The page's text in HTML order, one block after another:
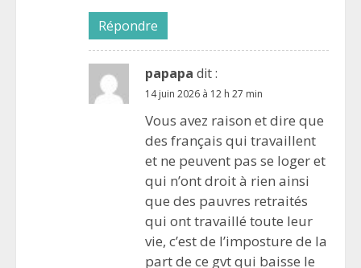
Répondre
papapa dit :
14 juin 2026 à 12 h 27 min
Vous avez raison et dire que
des français qui travaillent
et ne peuvent pas se loger et
qui n’ont droit à rien ainsi
que des pauvres retraités
qui ont travaillé toute leur
vie, c’est de l’imposture de la
part de ce gvt qui baisse le